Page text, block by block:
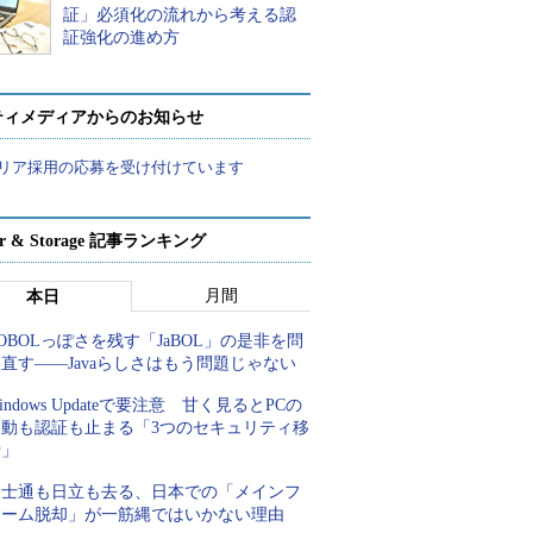
証」必須化の流れから考える認
証強化の進め方
メディアからのお知らせ
ア採用の応募を受け付けています
& Storage 記事ランキング
本日 月間
っぽさを残す「JaBOL」の是非を問
す――Javaらしさはもう問題じゃない
Updateで要注意 甘く見るとPCの
も認証も止まる「3つのセキュリティ移
通も日立も去る、日本での「メインフ
ム脱却」が一筋縄ではいかない理由